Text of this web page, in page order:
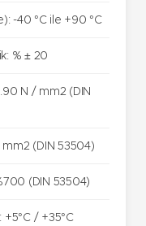
-40 °C ile +90 °C
% ± 20
N / mm2 (DIN
(DIN 53504)
(DIN 53504)
+5°C / +35°C